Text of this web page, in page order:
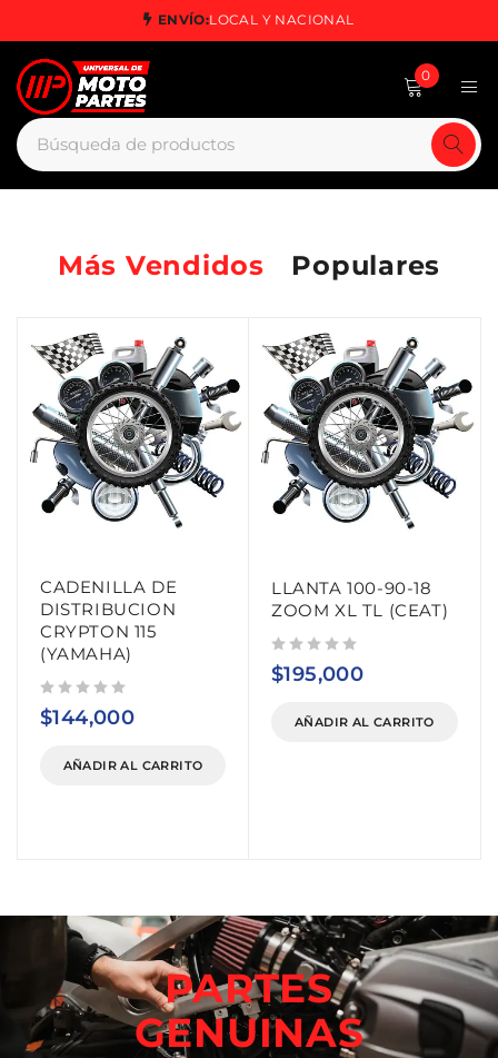
ENVÍO:LOCAL Y NACIONAL
0
Más Vendidos Populares
CADENILLA DE
DISTRIBUCION
CRYPTON 115
(YAMAHA)
$144,000
AÑADIR AL CARRITO
LLANTA 100-90-18
ZOOM XL TL (CEAT)
$195,000
AÑADIR AL CARRITO
PARTES
GENUINAS